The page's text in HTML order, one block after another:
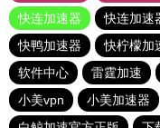
快连加速器
快连加速
快鸭加速器
快柠檬加
软件中心
雷霆加速
小美vpn
小美加速器